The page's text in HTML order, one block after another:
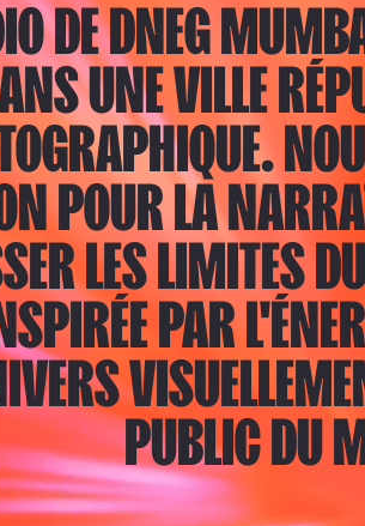
DE DNEG
UNE VILLE
POUR LA
LES LIMITES
PAR
PUBLIC DU